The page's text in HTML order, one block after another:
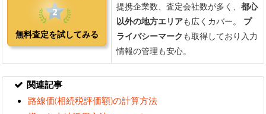
関連記事
路線価(相続税評価額)の計算方法